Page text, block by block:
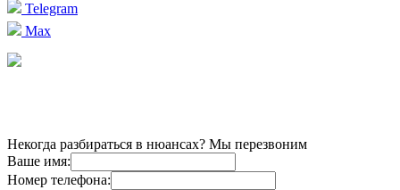
Telegram
Max
Некогда разбираться в нюансах? Мы перезвоним
Ваше имя:
Номер телефона: